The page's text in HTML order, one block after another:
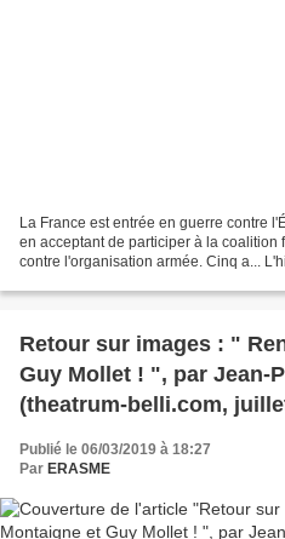
La France est entrée en guerre contre
en acceptant de participer à la coalition
contre l'organisation armée. Cinq a...
Retour sur images : "
Guy Mollet ! ", par Jean-
(theatrum-belli.com,
Publié le 06/03/2019 à 18:27
Par ERASME